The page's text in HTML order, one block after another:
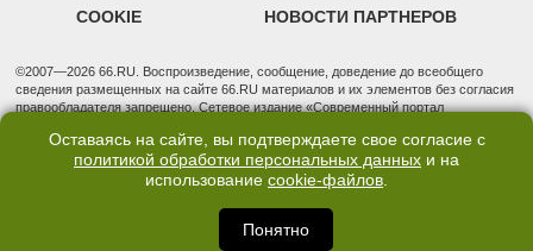
COOKIE НОВОСТИ ПАРТНЕРОВ
©2007—2026 66.RU. Воспроизведение, сообщение, доведение до всеобщего
сведения размещенных на сайте 66.RU материалов и их элементов без согласия
правообладателя запрещено. Сетевое издание «Современный портал
надзору в сфере связи, информационных технологий и массовых коммуникаций
(Роскомнадзор). Регистрационный номер ЭЛ № ФС 77 - 76634 от 02.09.2019
Учредитель: Общество с ограниченной ответственностью "66.ру". Юридический
3, оф. 7015 Фактический адрес редакции и отдела продаж: 620014, Свердловская
обл., г. Екатеринбург, ул. Бориса Ельцина, д. 3, оф. 7015, +7 (343) 288-50-66
Оставаясь на сайте, вы подтверждаете свое согласие с
политикой обработки персональных данных и на
использование cookie-файлов.
Понятно